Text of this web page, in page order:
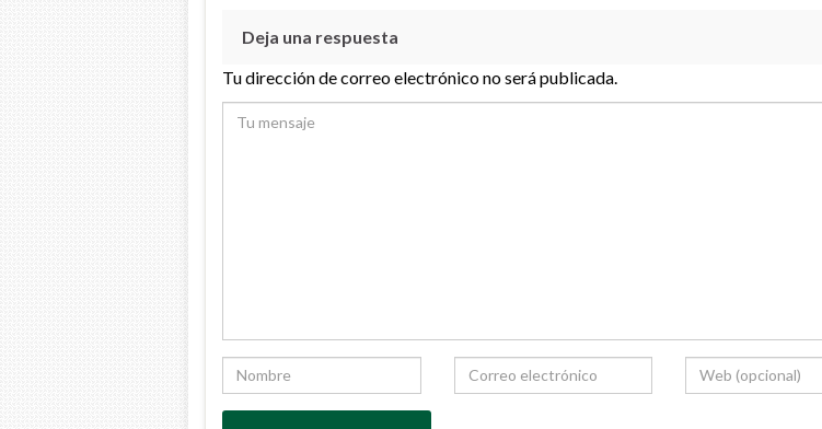
Deja una respuesta
Tu dirección de correo electrónico no será publicada.